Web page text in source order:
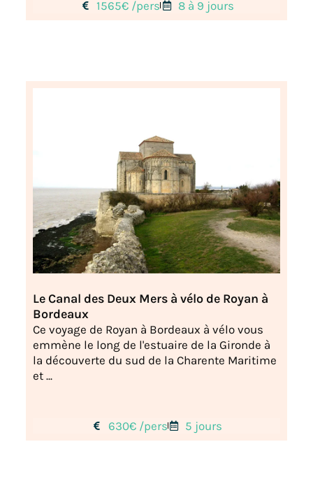
1565€ /pers 8 à 9 jours
Le Canal des Deux Mers à vélo de Royan à
Bordeaux
Ce voyage de Royan à Bordeaux à vélo vous
emmène le long de l'estuaire de la Gironde à
la découverte du sud de la Charente Maritime
et ...
630€ /pers 5 jours